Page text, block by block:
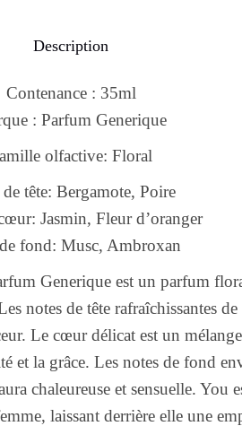
Description
Contenance : 35ml
: Parfum Generique
olfactive: Floral
tête: Bergamote, Poire
Jasmin, Fleur d’oranger
fond: Musc, Ambroxan
Generique est un parfum
notes de tête rafraîchissantes
Le cœur délicat est un
et la grâce. Les notes de fond
chaleureuse et sensuelle. You
laissant derrière elle une